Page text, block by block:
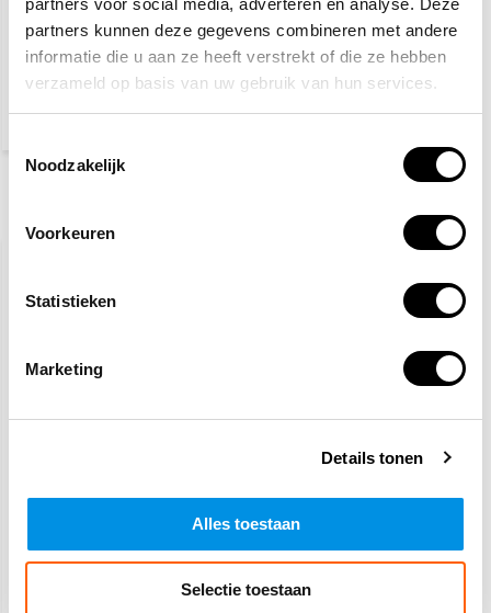
partners kunnen deze gegevens combineren met andere
informatie die u aan ze heeft verstrekt of die ze hebben
verzameld op basis van uw gebruik van hun services.
Noodzakelijk
Voorkeuren
Statistieken
Marketing
Details tonen
Alles toestaan
Selectie toestaan
Normlights Bulkhead
Noodverlichting 3W
(4,96 Incl. btw)
Vandaag besteld, dinsdag